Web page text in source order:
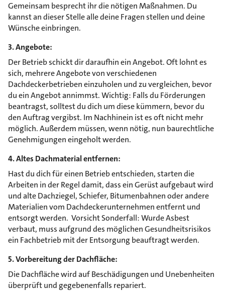
Gemeinsam besprecht ihr die nötigen Maßnahmen. Du
kannst an dieser Stelle alle deine Fragen stellen und deine
Wünsche einbringen.
3. Angebote:
Der Betrieb schickt dir daraufhin ein Angebot. Oft lohnt es
sich, mehrere Angebote von verschiedenen
Dachdeckerbetrieben einzuholen und zu vergleichen, bevor
du ein Angebot annimmst. Wichtig: Falls du Förderungen
beantragst, solltest du dich um diese kümmern, bevor du
den Auftrag vergibst. Im Nachhinein ist es oft nicht mehr
möglich. Außerdem müssen, wenn nötig, nun baurechtliche
Genehmigungen eingeholt werden.
4. Altes Dachmaterial entfernen:
Hast du dich für einen Betrieb entschieden, starten die
Arbeiten in der Regel damit, dass ein Gerüst aufgebaut wird
und alte Dachziegel, Schiefer, Bitumenbahnen oder andere
Materialien vom Dachdeckerunternehmen entfernt und
entsorgt werden. Vorsicht Sonderfall: Wurde Asbest
verbaut, muss aufgrund des möglichen Gesundheitsrisikos
ein Fachbetrieb mit der Entsorgung beauftragt werden.
5. Vorbereitung der Dachfläche:
Die Dachfläche wird auf Beschädigungen und Unebenheiten
überprüft und gegebenenfalls repariert.